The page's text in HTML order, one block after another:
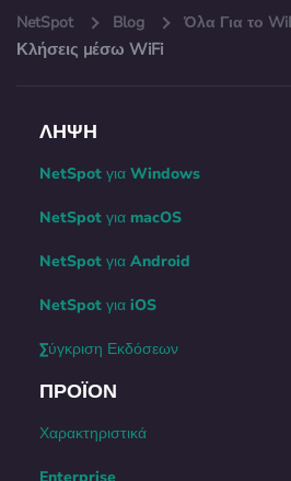
NetSpot Blog Όλα Για το
Κλήσεις μέσω WiFi
ΛΉΨΗ
NetSpot για Windows
NetSpot για macOS
NetSpot για Android
NetSpot για iOS
Σύγκριση Εκδόσεων
ΠΡΟΪΌΝ
Χαρακτηριστικά
Enterprise